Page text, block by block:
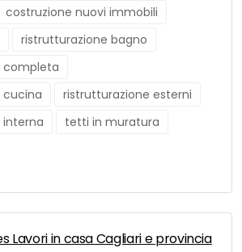
costruzione nuovi immobili
ristrutturazione bagno
completa
cucina
ristrutturazione esterni
tetti in muratura
Lavori in casa Cagliari e provincia